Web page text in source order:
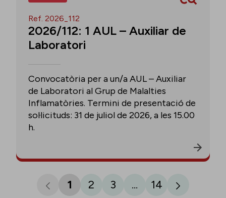
Ref. 2026_112
2026/112: 1 AUL – Auxiliar de
Laboratori
Convocatòria per a un/a AUL – Auxiliar
de Laboratori al Grup de Malalties
Inflamatòries. Termini de presentació de
sol·licituds: 31 de juliol de 2026, a les 15.00
h.
1 2 3 ... 14